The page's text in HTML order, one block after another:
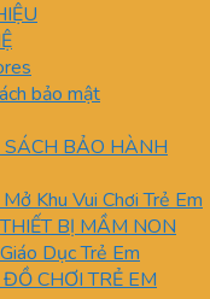
bảo mật
SÁCH BẢO HÀNH
Khu Vui Chơi Trẻ Em
BỊ MẦM NON
Dục Trẻ Em
CHƠI TRẺ EM